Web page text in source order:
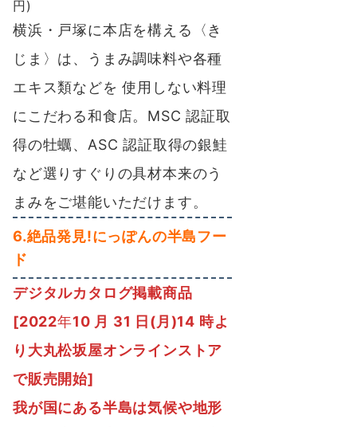
円)
横浜・戸塚に本店を構える〈き
じま〉は、う まみ調味料や各種
エキス類などを 使用しない料理
にこだわる和食店。MSC 認証取
得の牡蠣、ASC 認証取得の銀鮭
など選りすぐりの具材本来のう
まみをご堪能いただけます。
6.絶品発見!にっぽんの半島フー
ド
デジタルカタログ掲載商品
[2022年10 月 31 日(月)14 時よ
り大丸松坂屋オンラインストア
で販売開始]
我が国にある半島は気候や地形